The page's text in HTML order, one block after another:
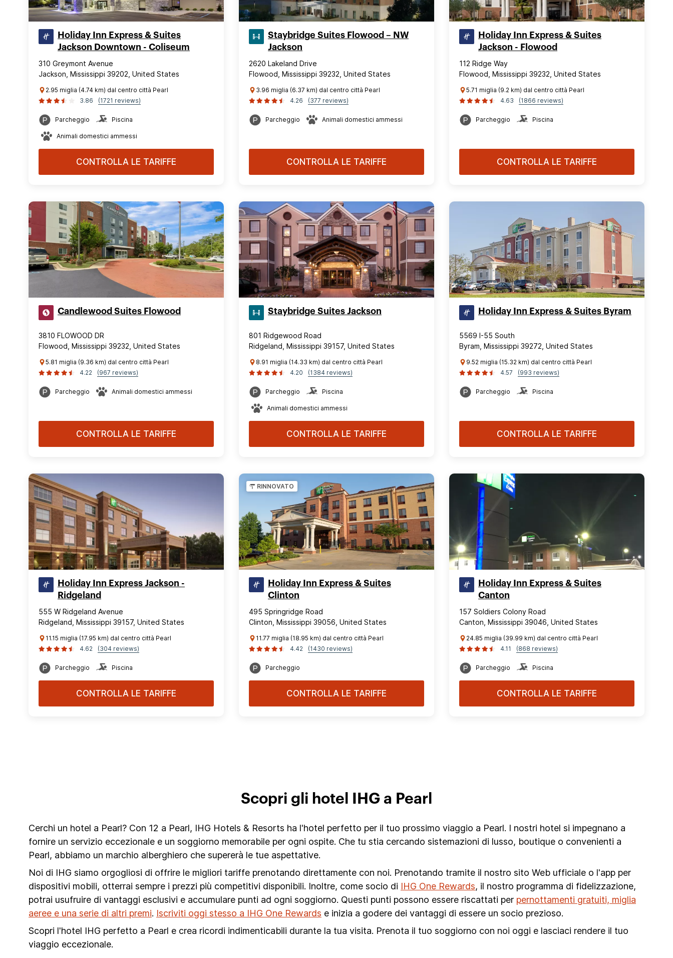
Holiday Inn Express & Suites
Jackson Downtown - Coliseum
310 Greymont Avenue
Jackson, Mississippi 39202, United States
2.95 miglia (4.74 km) dal centro città Pearl
3.86
(1721 reviews)
Parcheggio Piscina
Animali domestici ammessi
CONTROLLA LE TARIFFE
Staybridge Suites Flowood – NW
Jackson
2620 Lakeland Drive
Flowood, Mississippi 39232, United States
3.96 miglia (6.37 km) dal centro città Pearl
4.26
(377 reviews)
Parcheggio Animali domestici ammessi
CONTROLLA LE TARIFFE
Holiday Inn Express & Suites
Jackson - Flowood
112 Ridge Way
Flowood, Mississippi 39232, United States
5.71 miglia (9.2 km) dal centro città Pearl
4.63
(1866 reviews)
Parcheggio Piscina
CONTROLLA LE TARIFFE
Candlewood Suites Flowood
3810 FLOWOOD DR
Flowood, Mississippi 39232, United States
5.81 miglia (9.36 km) dal centro città Pearl
4.22
(967 reviews)
Parcheggio Animali domestici ammessi
CONTROLLA LE TARIFFE
Staybridge Suites Jackson
801 Ridgewood Road
Ridgeland, Mississippi 39157, United States
8.91 miglia (14.33 km) dal centro città Pearl
4.20
(1384 reviews)
Parcheggio Piscina
Animali domestici ammessi
CONTROLLA LE TARIFFE
Holiday Inn Express & Suites Byram
5569 I-55 South
Byram, Mississippi 39272, United States
9.52 miglia (15.32 km) dal centro città Pearl
4.57
(993 reviews)
Parcheggio Piscina
CONTROLLA LE TARIFFE
Holiday Inn Express Jackson -
Ridgeland
555 W Ridgeland Avenue
Ridgeland, Mississippi 39157, United States
11.15 miglia (17.95 km) dal centro città Pearl
4.62
(304 reviews)
Parcheggio Piscina
CONTROLLA LE TARIFFE
RINNOVATO
Holiday Inn Express & Suites
Clinton
495 Springridge Road
Clinton, Mississippi 39056, United States
11.77 miglia (18.95 km) dal centro città Pearl
4.42
(1430 reviews)
Parcheggio
CONTROLLA LE TARIFFE
Holiday Inn Express & Suites
Canton
157 Soldiers Colony Road
Canton, Mississippi 39046, United States
24.85 miglia (39.99 km) dal centro città Pearl
4.11
(868 reviews)
Parcheggio Piscina
CONTROLLA LE TARIFFE
Scopri gli hotel IHG a Pearl
Cerchi un hotel a Pearl? Con 12 a Pearl, IHG Hotels & Resorts ha l'hotel perfetto per il tuo prossimo viaggio a Pearl. I nostri hotel si impegnano a
fornire un servizio eccezionale e un soggiorno memorabile per ogni ospite. Che tu stia cercando sistemazioni di lusso, boutique o convenienti a
Pearl, abbiamo un marchio alberghiero che supererà le tue aspettative.
Noi di IHG siamo orgogliosi di offrire le migliori tariffe prenotando direttamente con noi. Prenotando tramite il nostro sito Web ufficiale o l'app per
dispositivi mobili, otterrai sempre i prezzi più competitivi disponibili. Inoltre, come socio di IHG One Rewards, il nostro programma di fidelizzazione,
potrai usufruire di vantaggi esclusivi e accumulare punti ad ogni soggiorno. Questi punti possono essere riscattati per pernottamenti gratuiti, miglia
aeree e una serie di altri premi. Iscriviti oggi stesso a IHG One Rewards e inizia a godere dei vantaggi di essere un socio prezioso.
Scopri l'hotel IHG perfetto a Pearl e crea ricordi indimenticabili durante la tua visita. Prenota il tuo soggiorno con noi oggi e lasciaci rendere il tuo
viaggio eccezionale.